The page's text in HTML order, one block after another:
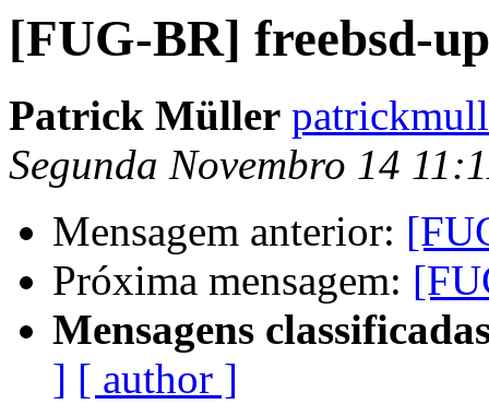
[FUG-BR] freebsd-
Patrick Müller
Segunda Novembro 14
Mensagem anterior:
Próxima mensagem:
Mensagens
] [ author ]